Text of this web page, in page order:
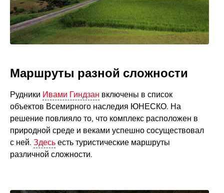
Маршруты разной сложности
Рудники Ивами Гиндзан включены в список
объектов Всемирного наследия ЮНЕСКО. На
решение повлияло то, что комплекс расположен в
природной среде и веками успешно сосуществовал
с ней. Здесьесть туристические маршруты
различной сложности.